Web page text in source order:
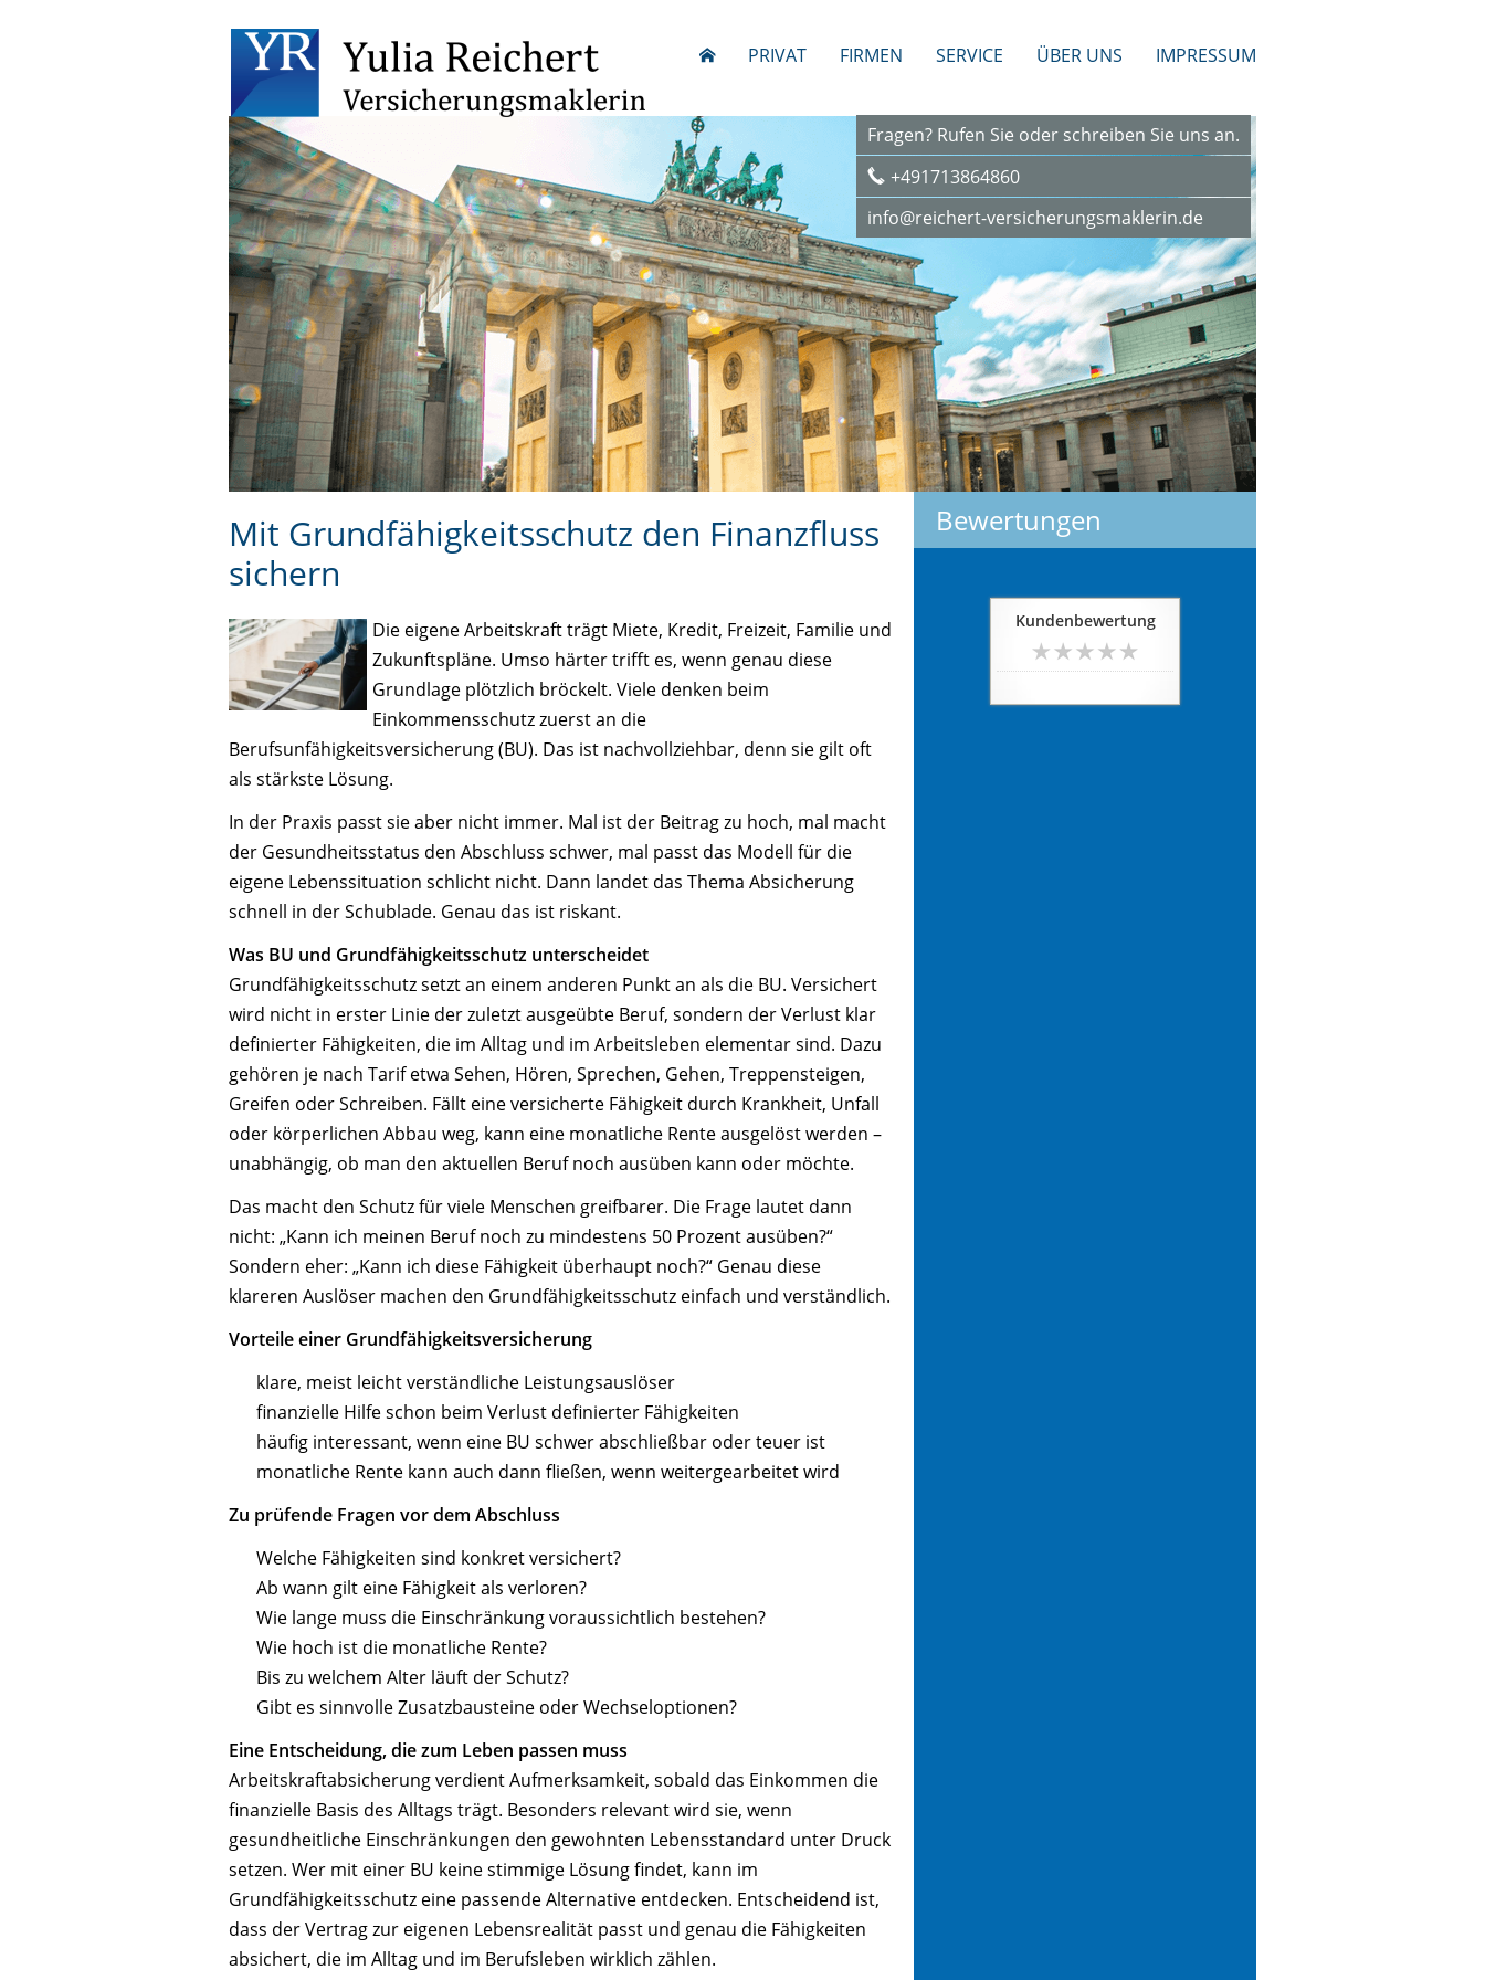
PRIVAT FIRMEN SERVICE ÜBER UNS IMPRESSUM
Fragen? Rufen Sie oder schreiben Sie uns an.
+491713864860
info@reichert-versicherungsmaklerin.de
Bewertungen
Kundenbewertung
Mit Grundfähigkeits­schutz den Finanzfluss
sichern
Die eigene Arbeitskraft trägt Miete, Kredit, Freizeit, Familie und
Zukunftspläne. Umso härter trifft es, wenn genau diese
Grundlage plötzlich bröckelt. Viele denken beim
Einkommensschutz zuerst an die
Berufsunfähigkeitsversicherung (BU). Das ist nachvollziehbar, denn sie gilt oft
als stärkste Lösung.
In der Praxis passt sie aber nicht immer. Mal ist der Beitrag zu hoch, mal macht
der Gesundheitsstatus den Abschluss schwer, mal passt das Modell für die
eigene Lebenssituation schlicht nicht. Dann landet das Thema Absicherung
schnell in der Schublade. Genau das ist riskant.
Was BU und Grundfähigkeitsschutz unterscheidet
Grundfähigkeitsschutz setzt an einem anderen Punkt an als die BU. Versichert
wird nicht in erster Linie der zuletzt ausgeübte Beruf, sondern der Verlust klar
definierter Fähigkeiten, die im Alltag und im Arbeitsleben elementar sind. Dazu
gehören je nach Tarif etwa Sehen, Hören, Sprechen, Gehen, Treppensteigen,
Greifen oder Schreiben. Fällt eine versicherte Fähigkeit durch Krankheit, Unfall
oder körperlichen Abbau weg, kann eine monatliche Rente ausgelöst werden –
unabhängig, ob man den aktuellen Beruf noch ausüben kann oder möchte.
Das macht den Schutz für viele Menschen greifbarer. Die Frage lautet dann
nicht: „Kann ich meinen Beruf noch zu mindestens 50 Prozent ausüben?“
Sondern eher: „Kann ich diese Fähigkeit überhaupt noch?“ Genau diese
klareren Auslöser machen den Grundfähigkeitsschutz einfach und verständlich.
Vorteile einer Grundfähigkeits­versicherung
klare, meist leicht verständliche Leistungsauslöser
finanzielle Hilfe schon beim Verlust definierter Fähigkeiten
häufig interessant, wenn eine BU schwer abschließbar oder teuer ist
monatliche Rente kann auch dann fließen, wenn weitergearbeitet wird
Zu prüfende Fragen vor dem Abschluss
Welche Fähigkeiten sind konkret versichert?
Ab wann gilt eine Fähigkeit als verloren?
Wie lange muss die Einschränkung voraussichtlich bestehen?
Wie hoch ist die monatliche Rente?
Bis zu welchem Alter läuft der Schutz?
Gibt es sinnvolle Zusatzbausteine oder Wechseloptionen?
Eine Entscheidung, die zum Leben passen muss
Arbeitskraftabsicherung verdient Aufmerksamkeit, sobald das Einkommen die
finanzielle Basis des Alltags trägt. Besonders relevant wird sie, wenn
gesundheitliche Einschränkungen den gewohnten Lebensstandard unter Druck
setzen. Wer mit einer BU keine stimmige Lösung findet, kann im
Grundfähigkeitsschutz eine passende Alternative entdecken. Entscheidend ist,
dass der Vertrag zur eigenen Lebensrealität passt und genau die Fähigkeiten
absichert, die im Alltag und im Berufsleben wirklich zählen.